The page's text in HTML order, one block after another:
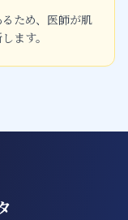
ため、医師が肌
ます。